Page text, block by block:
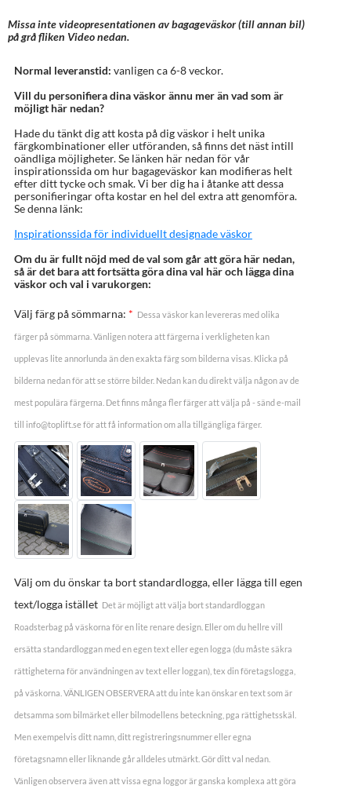
Missa inte videopresentationen av bagageväskor (till annan bil)
på grå fliken Video nedan.
Normal leveranstid: vanligen ca 6-8 veckor.
Vill du personifiera dina väskor ännu mer än vad som är
möjligt här nedan?
Hade du tänkt dig att kosta på dig väskor i helt unika
färgkombinationer eller utföranden, så finns det näst intill
oändliga möjligheter. Se länken här nedan för vår
inspirationssida om hur bagageväskor kan modifieras helt
efter ditt tycke och smak. Vi ber dig ha i åtanke att dessa
personifieringar ofta kostar en hel del extra att genomföra.
Se denna länk:
Inspirationssida för individuellt designade väskor
Om du är fullt nöjd med de val som går att göra här nedan,
så är det bara att fortsätta göra dina val här och lägga dina
väskor och val i varukorgen:
Välj färg på sömmarna: * Dessa väskor kan levereras med olika
färger på sömmarna. Vänligen notera att färgerna i verkligheten kan
upplevas lite annorlunda än den exakta färg som bilderna visas. Klicka på
bilderna nedan för att se större bilder. Nedan kan du direkt välja någon av de
mest populära färgerna. Det finns många fler färger att välja på - sänd e-mail
till info@toplift.se för att få information om alla tillgängliga färger.
Välj om du önskar ta bort standardlogga, eller lägga till egen
text/logga istället Det är möjligt att välja bort standardloggan
Roadsterbag på väskorna för en lite renare design. Eller om du hellre vill
ersätta standardloggan med en egen text eller egen logga (du måste säkra
rättigheterna för användningen av text eller loggan), tex din företagslogga,
på väskorna. VÄNLIGEN OBSERVERA att du inte kan önskar en text som är
detsamma som bilmärket eller bilmodellens beteckning, pga rättighetsskäl.
Men exempelvis ditt namn, ditt registreringsnummer eller egna
företagsnamn eller liknande går alldeles utmärkt. Gör ditt val nedan.
Vänligen observera även att vissa egna loggor är ganska komplexa att göra